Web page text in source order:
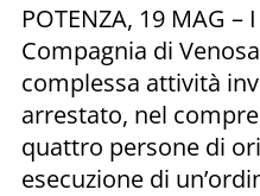
POTENZA, 19 MAG
Compagnia di
complessa attività
arrestato, nel
quattro persone di
esecuzione di